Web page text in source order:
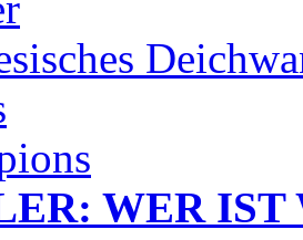
WER IST